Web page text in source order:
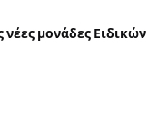
νέες μονάδες Ειδικών